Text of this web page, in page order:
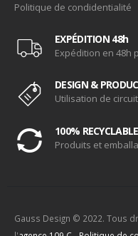
Politique de condidentialité
EXPÉDITION 48h
Expédition en 48h
DESIGN &
Utilisation de
100% RECYCLABLE
Produits et
Gauss Design © 2022. Tous